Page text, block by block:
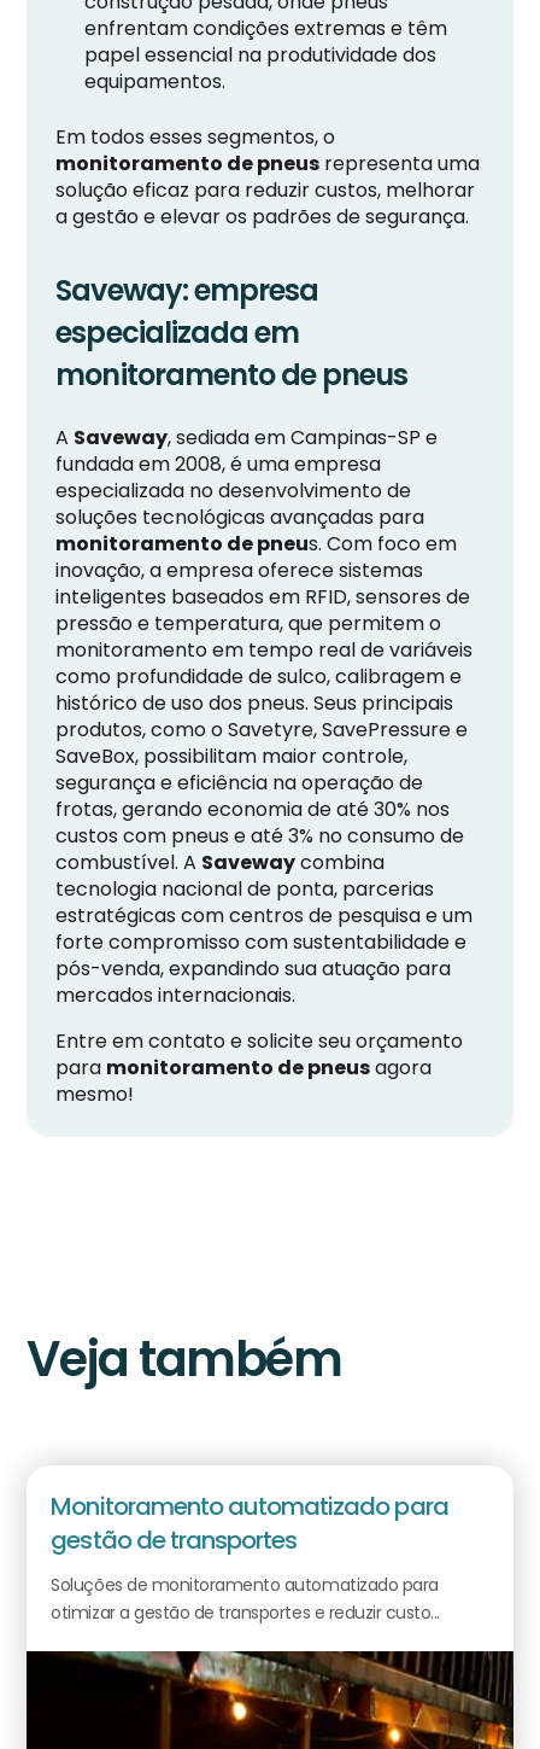
enfrentam condições extremas e têm
papel essencial na produtividade dos
equipamentos.
Em todos esses segmentos, o
monitoramento de pneus representa uma
solução eficaz para reduzir custos, melhorar
a gestão e elevar os padrões de segurança.
Saveway: empresa
especializada em
monitoramento de pneus
A Saveway, sediada em Campinas-SP e
fundada em 2008, é uma empresa
especializada no desenvolvimento de
soluções tecnológicas avançadas para
monitoramento de pneus. Com foco em
inovação, a empresa oferece sistemas
inteligentes baseados em RFID, sensores de
pressão e temperatura, que permitem o
monitoramento em tempo real de variáveis
como profundidade de sulco, calibragem e
histórico de uso dos pneus. Seus principais
produtos, como o Savetyre, SavePressure e
SaveBox, possibilitam maior controle,
segurança e eficiência na operação de
frotas, gerando economia de até 30% nos
custos com pneus e até 3% no consumo de
combustível. A Savewaycombina
tecnologia nacional de ponta, parcerias
estratégicas com centros de pesquisa e um
forte compromisso com sustentabilidade e
pós-venda, expandindo sua atuação para
mercados internacionais.
Entre em contato e solicite seu orçamento
para monitoramento de pneusagora
mesmo!
Veja também
Monitoramento automatizado para
gestão de transportes
Soluções de monitoramento automatizado para
otimizar a gestão de transportes e reduzir custo...